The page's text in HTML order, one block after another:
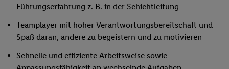
Führungserfahrung z. B. in der Schichtleitung
Teamplayer mit hoher Verantwortungsbereitschaft und
Spaß daran, andere zu begeistern und zu motivieren
Schnelle und effiziente Arbeitsweise sowie